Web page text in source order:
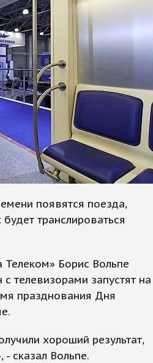
появятся поезда,
транслироваться
Телеком» Борис Вольпе
телевизорами запустят на
празднования Дня
хороший результат,
- сказал Вольпе.